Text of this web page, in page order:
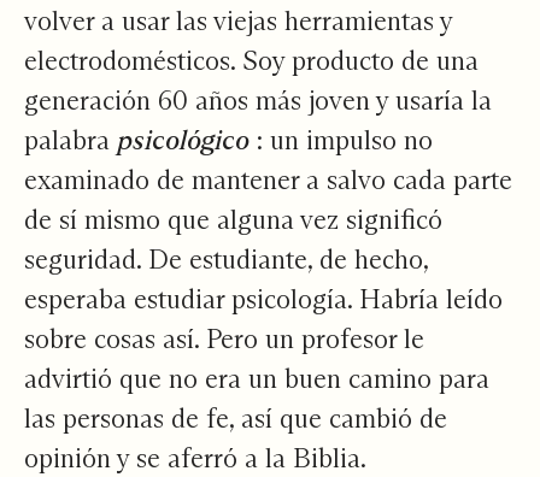
volver a usar las viejas herramientas y
electrodomésticos. Soy producto de una
generación 60 años más joven y usaría la
palabra psicológico : un impulso no
examinado de mantener a salvo cada parte
de sí mismo que alguna vez significó
seguridad. De estudiante, de hecho,
esperaba estudiar psicología. Habría leído
sobre cosas así. Pero un profesor le
advirtió que no era un buen camino para
las personas de fe, así que cambió de
opinión y se aferró a la Biblia.